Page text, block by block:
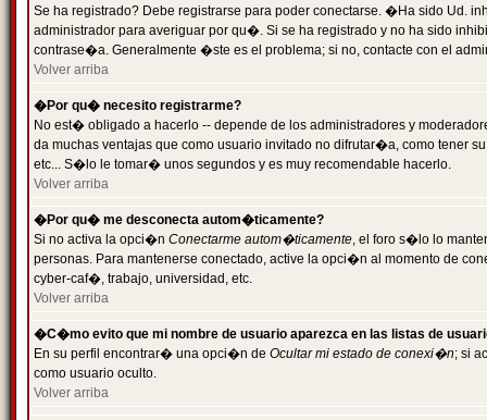
Se ha registrado? Debe registrarse para poder conectarse. �Ha sido Ud.
administrador para averiguar por qu�. Si se ha registrado y no ha sido
contrase�a. Generalmente �ste es el problema; si no, contacte con el
Volver arriba
�Por qu� necesito registrarme?
No est� obligado a hacerlo -- depende de los administradores y
da muchas ventajas que como usuario invitado no difrutar�a, como tener
etc... S�lo le tomar� unos segundos y es muy recomendable hacerlo.
Volver arriba
�Por qu� me desconecta autom�ticamente?
Si no activa la opci�n Conectarme autom�ticamente, el foro s�lo lo
personas. Para mantenerse conectado, active la opci�n al momento de
cyber-caf�, trabajo, universidad, etc.
Volver arriba
�C�mo evito que mi nombre de usuario aparezca en las listas de
En su perfil encontrar� una opci�n de Ocultar mi estado de conexi�n; si
como usuario oculto.
Volver arriba